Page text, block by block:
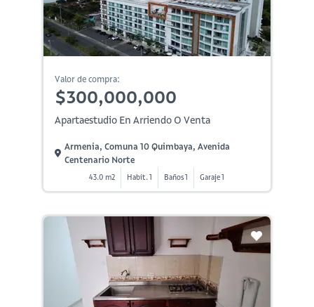
Valor de compra:
$300,000,000
Apartaestudio En Arriendo O Venta
Armenia, Comuna 10 Quimbaya, Avenida
Centenario Norte
43.0 m2 Habit. 1 Baños 1 Garaje 1